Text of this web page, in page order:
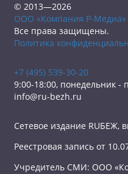
© 2013—2026
ООО «Компания Р-Медиа»
Все права защищены.
Политика
+7 (495) 539-30-20
9:00-18:00, понедельник -
info@ru-bezh.ru
Сетевое издание RUБЕЖ,
Реестровая запись от
Учредитель СМИ: ООО